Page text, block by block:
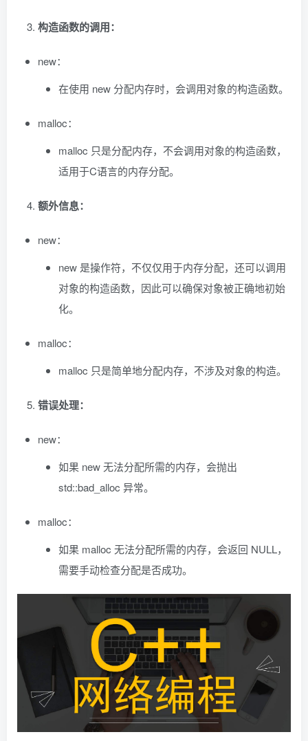
构造函数的调用：
new：
在使用 new 分配内存时，会调用对象的构造函数。
malloc：
malloc 只是分配内存，不会调用对象的构造函数，
适用于C语言的内存分配。
额外信息：
new：
new 是操作符，不仅仅用于内存分配，还可以调用
对象的构造函数，因此可以确保对象被正确地初始
化。
malloc：
malloc 只是简单地分配内存，不涉及对象的构造。
错误处理：
new：
如果 new 无法分配所需的内存，会抛出
std::bad_alloc 异常。
malloc：
如果 malloc 无法分配所需的内存，会返回 NULL，
需要手动检查分配是否成功。